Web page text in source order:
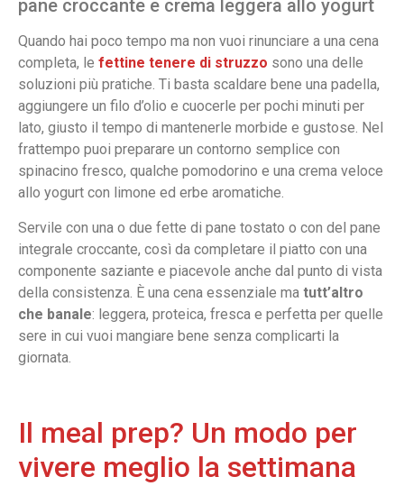
pane croccante e crema leggera allo yogurt
Quando hai poco tempo ma non vuoi rinunciare a una cena
completa, le fettine tenere di struzzo sono una delle
soluzioni più pratiche. Ti basta scaldare bene una padella,
aggiungere un filo d’olio e cuocerle per pochi minuti per
lato, giusto il tempo di mantenerle morbide e gustose. Nel
frattempo puoi preparare un contorno semplice con
spinacino fresco, qualche pomodorino e una crema veloce
allo yogurt con limone ed erbe aromatiche.
Servile con una o due fette di pane tostato o con del pane
integrale croccante, così da completare il piatto con una
componente saziante e piacevole anche dal punto di vista
della consistenza. È una cena essenziale ma tutt’altro
che banale: leggera, proteica, fresca e perfetta per quelle
sere in cui vuoi mangiare bene senza complicarti la
giornata.
Il meal prep? Un modo per
vivere meglio la settimana